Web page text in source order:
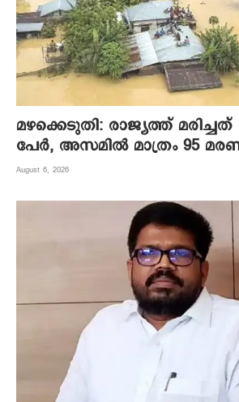
മഴക്കെടുതി: രാജ്യത്ത് മരിച്ചത്
പേർ, അസമിൽ മാത്രം 95
August 6, 2026